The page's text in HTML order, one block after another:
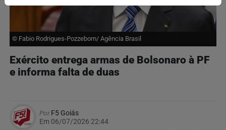
© Fabio Rodrigues-Pozzebom/ Agência Brasil
Exército entrega armas de Bolsonaro à PF
e informa falta de duas
PorF5 Goiás
Em 06/07/2026 22:44